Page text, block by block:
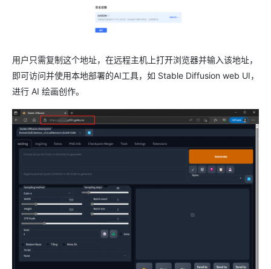
用户只需复制这个地址，在远程主机上打开浏览器并输入该地址，
即可访问并使用本地部署的AI工具，如 Stable Diffusion web UI，
进行 AI 绘画创作。